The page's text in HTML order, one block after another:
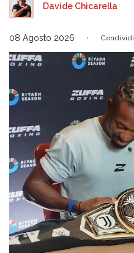
Davide Chicarella
08 Agosto 2026 Condividi